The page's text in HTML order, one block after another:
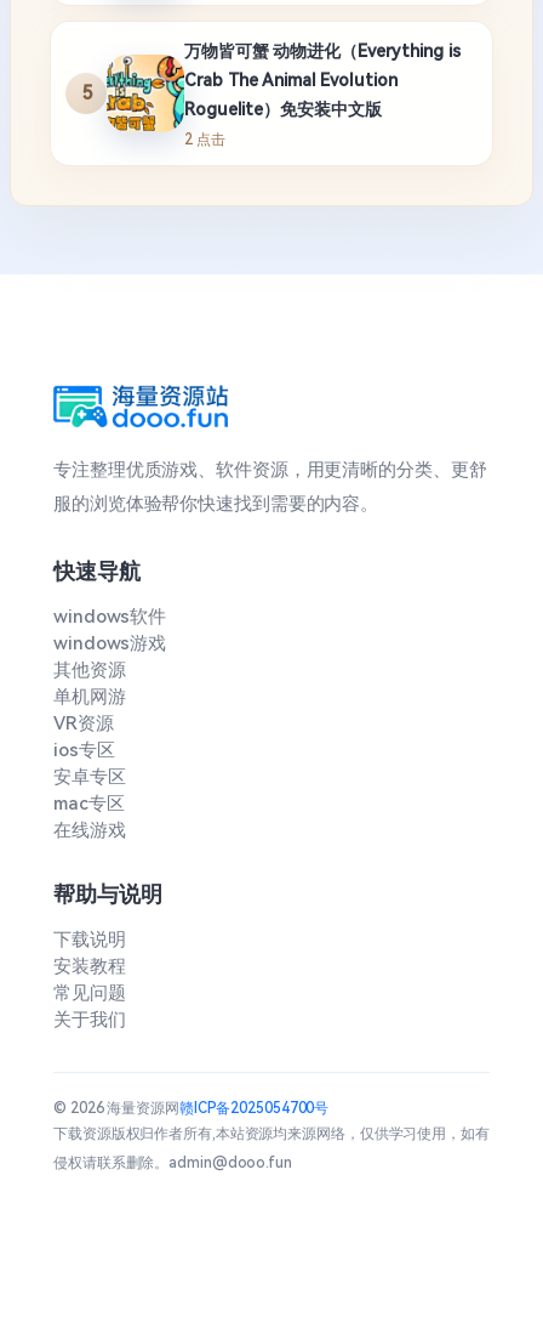
5
万物皆可蟹 动物进化（Everything is
Crab The Animal Evolution
Roguelite）免安装中文版
2 点击
专注整理优质游戏、软件资源，用更清晰的分类、更舒
服的浏览体验帮你快速找到需要的内容。
快速导航
windows软件
windows游戏
其他资源
单机网游
VR资源
ios专区
安卓专区
mac专区
在线游戏
帮助与说明
下载说明
安装教程
常见问题
关于我们
© 2026 海量资源网赣ICP备2025054700号
下载资源版权归作者所有,本站资源均来源网络，仅供学习使用，如有
侵权请联系删除。admin@dooo.fun